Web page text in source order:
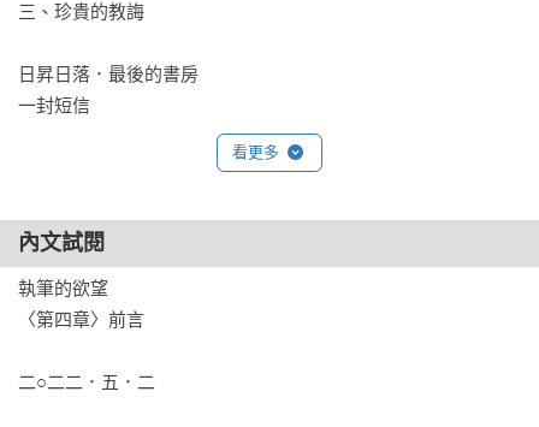
三、珍貴的教誨
日昇日落．最後的書房
一封短信
天穹低處盡吾鄉
寒玉堂
看更多
內文試閱
執筆的欲望
〈第四章〉前言
二○二二．五．二